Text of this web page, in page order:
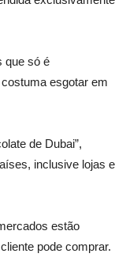
que só é
esgotar em
de Dubai”,
inclusive lojas e
estão
pode comprar.